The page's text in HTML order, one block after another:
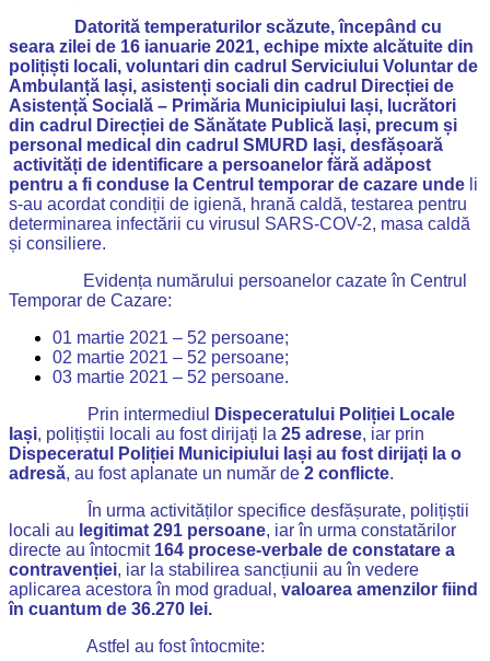
Datorită temperaturilor scăzute, începând cu
seara zilei de 16 ianuarie 2021, echipe mixte alcătuite din
polițiști locali, voluntari din cadrul Serviciului Voluntar de
Ambulanță Iași, asistenți sociali din cadrul Direcției de
Asistență Socială – Primăria Municipiului Iași, lucrători
din cadrul Direcției de Sănătate Publică Iași, precum și
personal medical din cadrul SMURD Iași, desfășoară
activități de identificare a persoanelor fără adăpost
pentru a fi conduse la Centrul temporar de cazare unde li
s-au acordat condiții de igienă, hrană caldă, testarea pentru
determinarea infectării cu virusul SARS-COV-2, masa caldă
și consiliere.
Evidența numărului persoanelor cazate în Centrul
Temporar de Cazare:
01 martie 2021 – 52 persoane;
02 martie 2021 – 52 persoane;
03 martie 2021 – 52 persoane.
Prin intermediul
Dispeceratului Poliției Locale
Iași, polițiștii locali au fost dirijați la 25 adrese, iar prin
Dispeceratul Poliției Municipiului Iași au fost dirijați la o
adresă, au fost aplanate un număr de 2 conflicte.
În urma activităților specifice desfășurate, polițiștii
locali au legitimat 291 persoane, iar în urma constatărilor
directe au întocmit 164 procese-verbale de constatare a
contravenției, iar la stabilirea sancțiunii au în vedere
aplicarea acestora în mod gradual, valoarea amenzilor fiind
în cuantum de 36.270 lei.
Astfel au fost întocmite: